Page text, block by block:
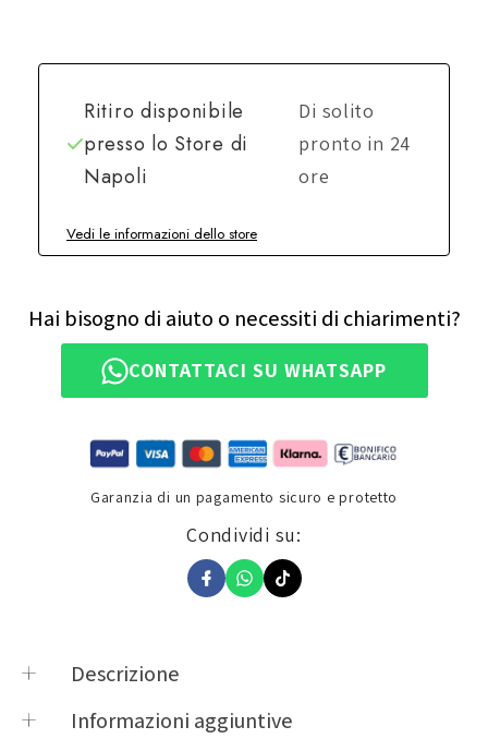
Ritiro disponibile
presso lo Store di
Napoli
Di solito
pronto in 24
ore
Vedi le informazioni dello store
Hai bisogno di aiuto o necessiti di chiarimenti?
CONTATTACI SU WHATSAPP
Garanzia di un pagamento sicuro e protetto
Condividi su:
Descrizione
Biadesivo 3M per installare il BTPRO sul proprio
Informazioni aggiuntive